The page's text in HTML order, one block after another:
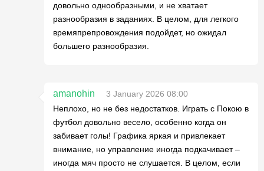
довольно однообразными, и не хватает
разнообразия в заданиях. В целом, для легкого
времяпрепровождения подойдет, но ожидал
большего разнообразия.
amanohin
3 January 2026 08:00
Неплохо, но не без недостатков. Играть с Покою в
футбол довольно весело, особенно когда он
забивает голы! Графика яркая и привлекает
внимание, но управление иногда подкачивает –
иногда мяч просто не слушается. В целом, если